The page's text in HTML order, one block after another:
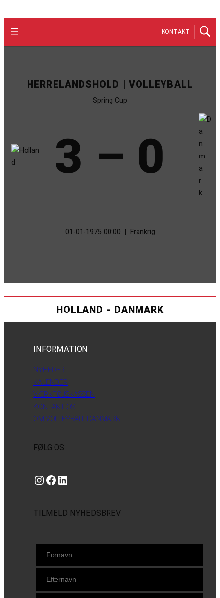
KONTAKT
HERRELANDSHOLD | VOLLEYBALL
Spring Cup
3 – 0
01-01-1975 00:00 Frankrig
HOLLAND - DANMARK
INFORMATION
NYHEDER
KALENDER
VÆRKTØJSKASSEN
KONTAKT OS
OM VOLLEYBALL DANMARK
FØLG OS
Instagram https://www.facebook.com/danishbeachvolleytour LinkedIn
TILMELD NYHEDSBREV